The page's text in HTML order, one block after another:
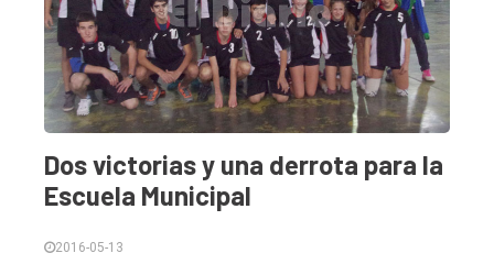
Política
Cultura
Entrevistas
Deportes
Dos victorias y una derrota para la
Escuela Municipal
2016-05-13